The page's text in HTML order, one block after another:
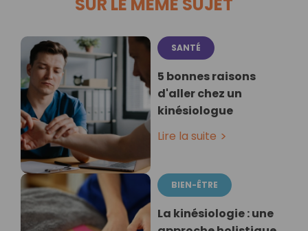
SUR LE MÊME SUJET
SANTÉ
5 bonnes raisons
d'aller chez un
kinésiologue
Lire la suite
BIEN-ÊTRE
La kinésiologie : une